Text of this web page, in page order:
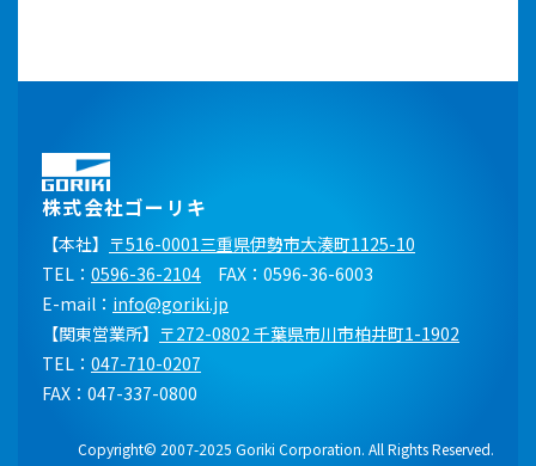
株式会社ゴーリキ
【本社】 〒516-0001三重県伊勢市大湊町1125-10
TEL： 0596-36-2104 FAX：0596-36-6003
E-mail： info@goriki.jp
【関東営業所】 〒272-0802 千葉県市川市柏井町1-1902
TEL： 047-710-0207
FAX：047-337-0800
Copyright© 2007-2025 Goriki Corporation. All Rights Reserved.